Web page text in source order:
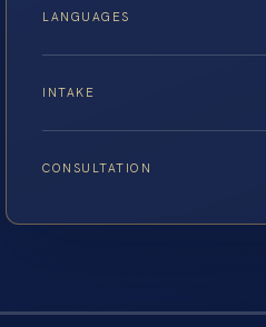
LANGUAGES
INTAKE
CONSULTATION